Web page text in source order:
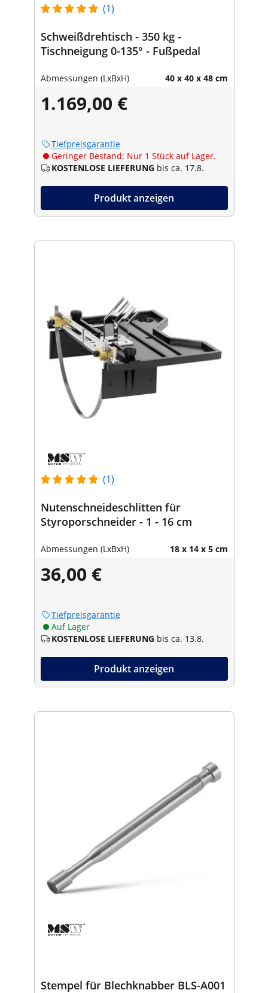
(1)
Schweißdrehtisch - 350 kg -
Tischneigung 0-135° - Fußpedal
Abmessungen (LxBxH) 40 x 40 x 48 cm
1.169,00 €
Tiefpreisgarantie
Geringer Bestand: Nur 1 Stück auf Lager.
KOSTENLOSE LIEFERUNG bis ca. 17.8.
Produkt anzeigen
(1)
Nutenschneideschlitten für
Styroporschneider - 1 - 16 cm
Abmessungen (LxBxH) 18 x 14 x 5 cm
36,00 €
Tiefpreisgarantie
Auf Lager
KOSTENLOSE LIEFERUNG bis ca. 13.8.
Produkt anzeigen
Stempel für Blechknabber BLS-A001